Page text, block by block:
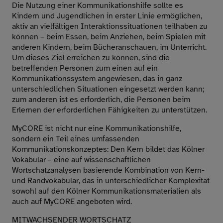
Die Nutzung einer Kommunikationshilfe sollte es
Kindern und Jugendlichen in erster Linie ermöglichen,
aktiv an vielfältigen Interaktionssituationen teilhaben zu
können – beim Essen, beim Anziehen, beim Spielen mit
anderen Kindern, beim Bücheranschauen, im Unterricht.
Um dieses Ziel erreichen zu können, sind die
betreffenden Personen zum einen auf ein
Kommunikationssystem angewiesen, das in ganz
unterschiedlichen Situationen eingesetzt werden kann;
zum anderen ist es erforderlich, die Personen beim
Erlernen der erforderlichen Fähigkeiten zu unterstützen.
MyCORE ist nicht nur eine Kommunikationshilfe,
sondern ein Teil eines umfassenden
Kommunikationskonzeptes: Den Kern bildet das Kölner
Vokabular – eine auf wissenschaftlichen
Wortschatzanalysen basierende Kombination von Kern-
und Randvokabular, das in unterschiedlicher Komplexität
sowohl auf den Kölner Kommunikationsmaterialien als
auch auf MyCORE angeboten wird.
MITWACHSENDER WORTSCHATZ